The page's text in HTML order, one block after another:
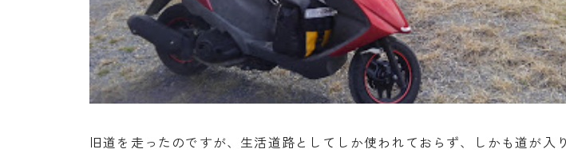
旧道を走ったのですが、生活道路としてしか使われておらず、しかも道が入